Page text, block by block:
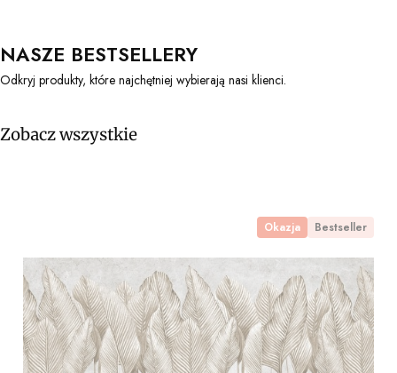
NASZE BESTSELLERY
Odkryj produkty, które najchętniej wybierają nasi klienci.
Zobacz wszystkie
Okazja Bestseller